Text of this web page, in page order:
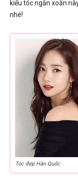
kiểu tóc ngắn xoăn
nhé!
Tóc đẹp Hàn Quốc